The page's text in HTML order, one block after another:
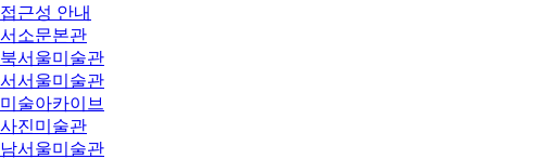
접근성 안내
서소문본관
북서울미술관
서서울미술관
미술아카이브
사진미술관
남서울미술관